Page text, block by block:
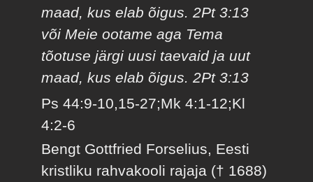
maad, kus elab õigus. 2Pt 3:13
või Meie ootame aga Tema
tõotuse järgi uusi taevaid ja uut
maad, kus elab õigus. 2Pt 3:13
Ps 44:9-10,15-27;Mk 4:1-12;Kl
4:2-6
Bengt Gottfried Forselius, Eesti
kristliku rahvakooli rajaja († 1688)